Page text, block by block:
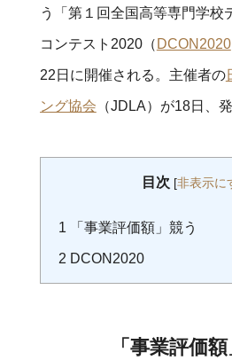
う「第１回全国高等専門学校
コンテスト2020（ DCON2020
22日に 開催される。主催者の
ング協会 （JDLA）が18日、
目次 [非表示に
1 「事業評価額」競う
2 DCON2020
「事業評価